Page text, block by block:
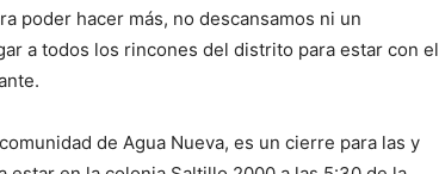
poder hacer más, no descansamos ni un
a todos los rincones del distrito para estar con el
de Agua Nueva, es un cierre para las y